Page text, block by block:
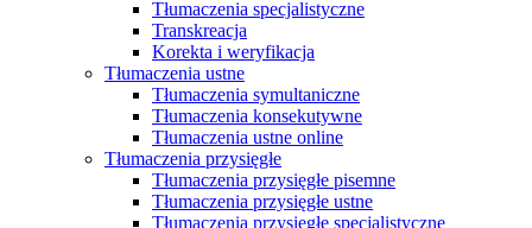
Tłumaczenia specjalistyczne
Transkreacja
Korekta i weryfikacja
Tłumaczenia ustne
Tłumaczenia symultaniczne
Tłumaczenia konsekutywne
Tłumaczenia ustne online
Tłumaczenia przysięgłe
Tłumaczenia przysięgłe pisemne
Tłumaczenia przysięgłe ustne
Tłumaczenia przysięgłe specjalistyczne